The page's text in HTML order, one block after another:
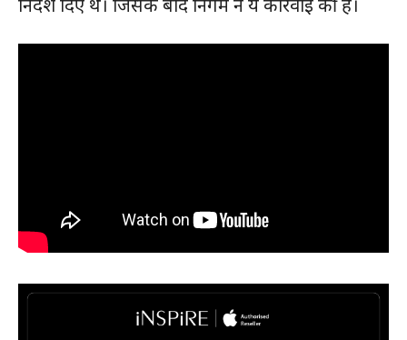
निर्देश दिए थे। जिसके बाद निगम ने ये कार्रवाई की है।